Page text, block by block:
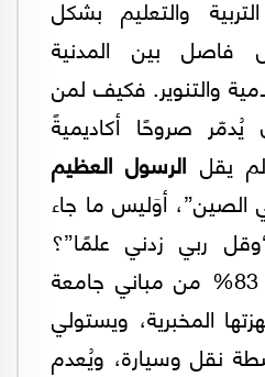
والتعليم بشكل
بين المدنية
والتنوير. فكيف لمن
يُدمّر صروحًا أكاديميةً
يقل الرسول العظيم
الصين”، أوَليس ما جاء
ربي زدني علمًا”؟
فكيف إذًا يُجهّز على 83% من مباني جامعة
المخبرية، ويستولي
وواسطة نقل وسيارة، ويُعدم